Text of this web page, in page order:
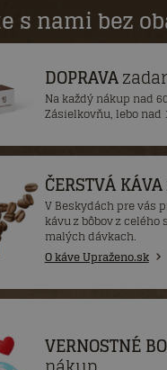
s nami bez
DOPRAVA
Na každý nákup nad
Zásielkovňu, lebo nad
ČERSTVÁ KÁVA
V Beskydách pre vás
kávu z bôbov z celého
malých dávkach.
O káve Upraženo.sk
VERNOSTNÉ